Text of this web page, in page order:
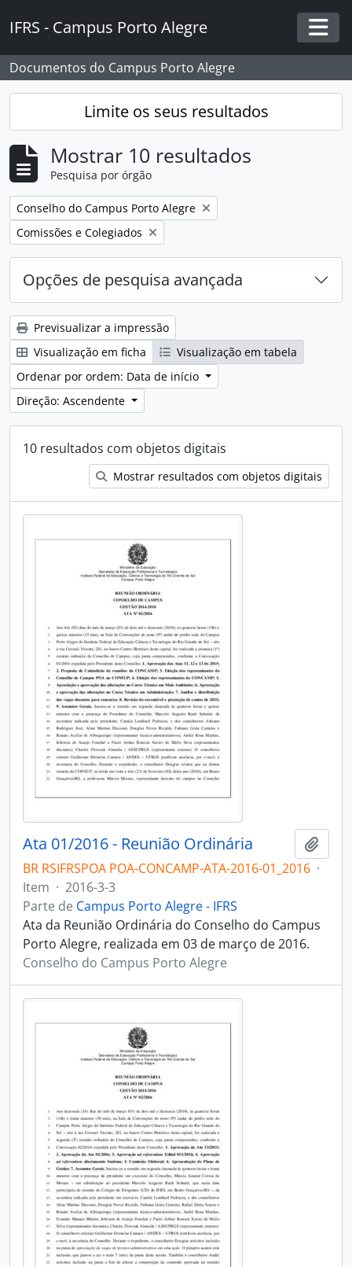
IFRS - Campus Porto Alegre
Documentos do Campus Porto Alegre
Limite os seus resultados
Mostrar 10 resultados
Pesquisa por órgão
Remover filtro:
Conselho do Campus Porto Alegre
Remover filtro:
Comissões e Colegiados
Opções de pesquisa avançada
Previsualizar a impressão
Visualização em ficha
Visualização em tabela
Ordenar por ordem: Data de início
Direção: Ascendente
10 resultados com objetos digitais
Mostrar resultados com objetos digitais
Ata 01/2016 - Reunião Ordinária
BR RSIFRSPOA POA-CONCAMP-ATA-2016-01_2016 ·
Item · 2016-3-3
Parte de Campus Porto Alegre - IFRS
Ata da Reunião Ordinária do Conselho do Campus
Porto Alegre, realizada em 03 de março de 2016.
Conselho do Campus Porto Alegre